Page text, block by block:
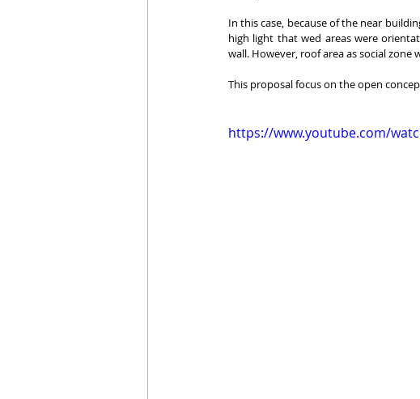
In this case, because of the near
high light that wed areas were
wall. However, roof area as social zone
This proposal focus on the open
https://www.youtube.com/